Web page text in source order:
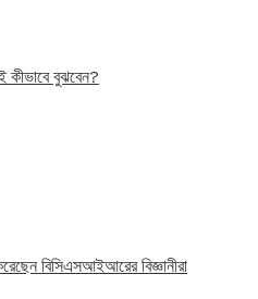
কীভাবে বুঝবেন?
বিসিএসআইআরের বিজ্ঞানীরা